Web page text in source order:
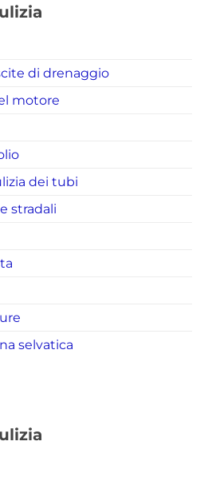
di drenaggio
motore
dei tubi
stradali
selvatica